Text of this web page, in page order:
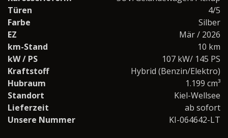
Türen
4/5
Farbe
Silber
EZ
Mär / 2026
km-Stand
10 km
kW / PS
107 kW/ 145 PS
Kraftstoff
Hybrid (Benzin/Elektro)
Hubraum
1.199 cm³
Standort
Kiel-Wellsee
Lieferzeit
ab sofort
Unsere Nummer
KI-064642-LT